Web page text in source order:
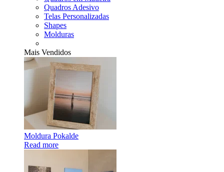
Quadros Adesivo
Telas Personalizadas
Shapes
Molduras
Mais Vendidos
Moldura Pokalde
Read more